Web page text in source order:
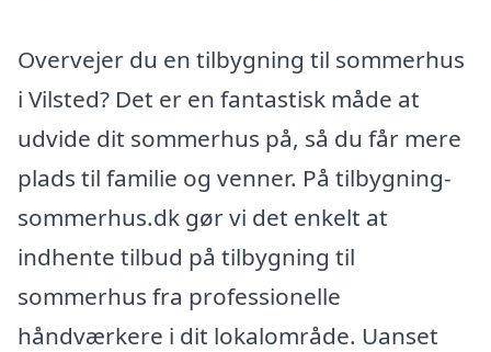
Overvejer du en tilbygning til sommerhus
i Vilsted? Det er en fantastisk måde at
udvide dit sommerhus på, så du får mere
plads til familie og venner. På tilbygning-
sommerhus.dk gør vi det enkelt at
indhente tilbud på tilbygning til
sommerhus fra professionelle
håndværkere i dit lokalområde. Uanset